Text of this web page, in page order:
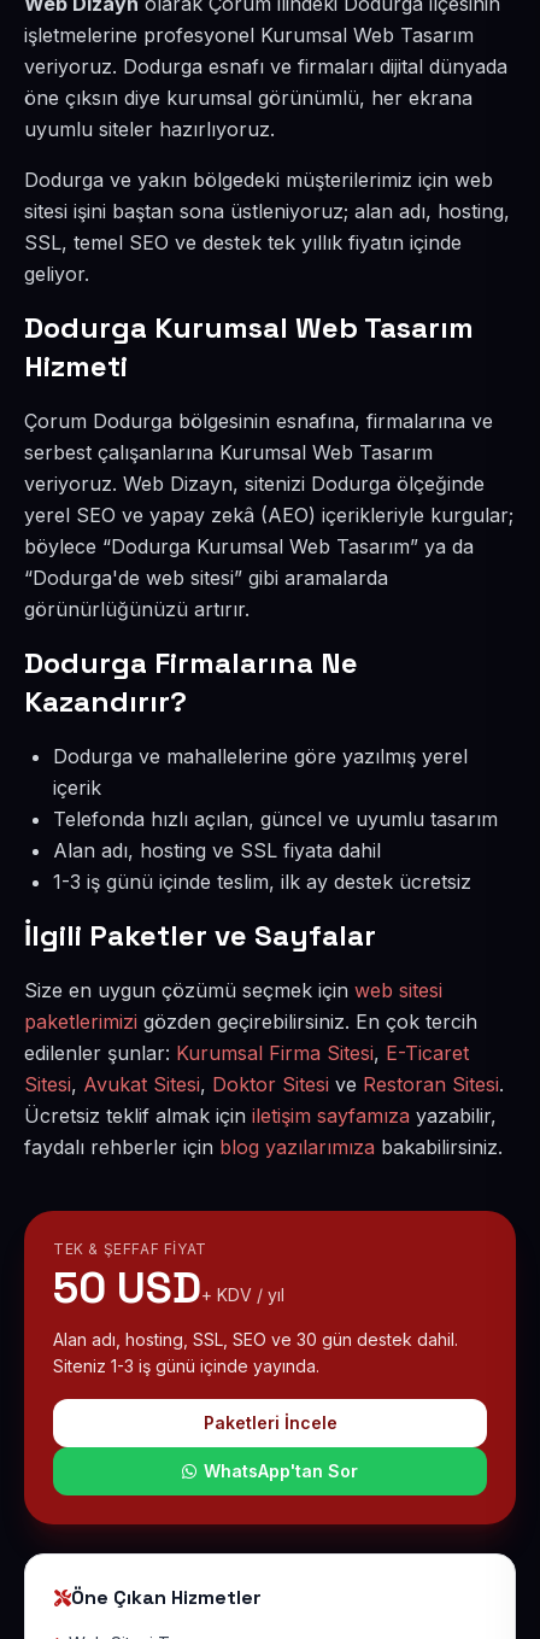
işletmelerine profesyonel Kurumsal Web Tasarım
veriyoruz. Dodurga esnafı ve firmaları dijital dünyada
öne çıksın diye kurumsal görünümlü, her ekrana
uyumlu siteler hazırlıyoruz.
Dodurga ve yakın bölgedeki müşterilerimiz için web
sitesi işini baştan sona üstleniyoruz; alan adı, hosting,
SSL, temel SEO ve destek tek yıllık fiyatın içinde
geliyor.
Dodurga Kurumsal Web Tasarım
Hizmeti
Çorum Dodurga bölgesinin esnafına, firmalarına ve
serbest çalışanlarına Kurumsal Web Tasarım
veriyoruz. Web Dizayn, sitenizi Dodurga ölçeğinde
yerel SEO ve yapay zekâ (AEO) içerikleriyle kurgular;
böylece “Dodurga Kurumsal Web Tasarım” ya da
“Dodurga'de web sitesi” gibi aramalarda
görünürlüğünüzü artırır.
Dodurga Firmalarına Ne
Kazandırır?
Dodurga ve mahallelerine göre yazılmış yerel
içerik
Telefonda hızlı açılan, güncel ve uyumlu tasarım
Alan adı, hosting ve SSL fiyata dahil
1-3 iş günü içinde teslim, ilk ay destek ücretsiz
İlgili Paketler ve Sayfalar
Size en uygun çözümü seçmek için web sitesi
paketlerimizi gözden geçirebilirsiniz. En çok tercih
edilenler şunlar: Kurumsal Firma Sitesi, E-Ticaret
Sitesi, Avukat Sitesi, Doktor Sitesi ve Restoran Sitesi.
Ücretsiz teklif almak için iletişim sayfamıza yazabilir,
faydalı rehberler için blog yazılarımıza bakabilirsiniz.
TEK & ŞEFFAF FIYAT
50 USD+ KDV / yıl
Alan adı, hosting, SSL, SEO ve 30 gün destek dahil.
Siteniz 1-3 iş günü içinde yayında.
Paketleri İncele
WhatsApp'tan Sor
Öne Çıkan Hizmetler